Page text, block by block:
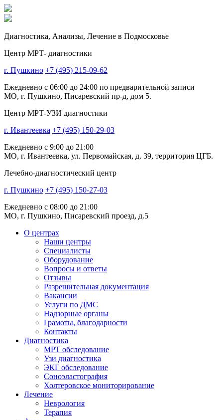
Диагностика, Анализы, Лечение в Подмосковье
Центр МРТ- диагностики
г. Пушкино +7 (495) 215-09-62
Ежедневно с 06:00 до 24:00 по предварительной записи
МО, г. Пушкино, Писаревский пр-д, дом 5.
Центр МРТ-УЗИ диагностики
г. Ивантеевка +7 (495) 150-29-03
Ежедневно с 9:00 до 21:00
МО, г. Ивантеевка, ул. Первомайская, д. 39, территория ЦГБ.
Лечебно-диагностический центр
г. Пушкино +7 (495) 150-27-03
Ежедневно с 08:00 до 21:00
МО, г. Пушкино, Писаревский проезд, д.5
О центрах
Наши центры
Специалисты
Оборудование
Вопросы и ответы
Отзывы
Разрешительная документация
Вакансии
Услуги по ДМС
Надзорные органы
Грамоты, благодарности
Контакты
Диагностика
МРТ обследование
Узи диагностика
ЭКГ обследование
Соноэластография
Холтеровское мониторирование
Лечение
Неврология
Терапия